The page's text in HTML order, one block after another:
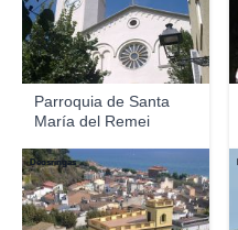
Parroquia de Santa
María del Remei
Deosringas